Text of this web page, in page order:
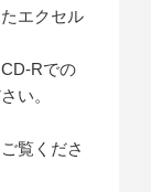
エクセル
Rでの
い。
覧くださ